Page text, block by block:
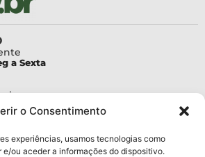
o Consentimento
experiências, usamos tecnologias como
ou aceder a informações do dispositivo.
a Sexta
à Pesquisa